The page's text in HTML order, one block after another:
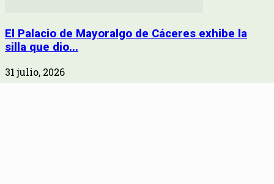
El Palacio de Mayoralgo de Cáceres exhibe la
silla que dio...
31 julio, 2026